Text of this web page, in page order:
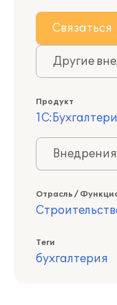
Связаться
Другие
Продукт
Отрасль /
Теги
бухгалтерия